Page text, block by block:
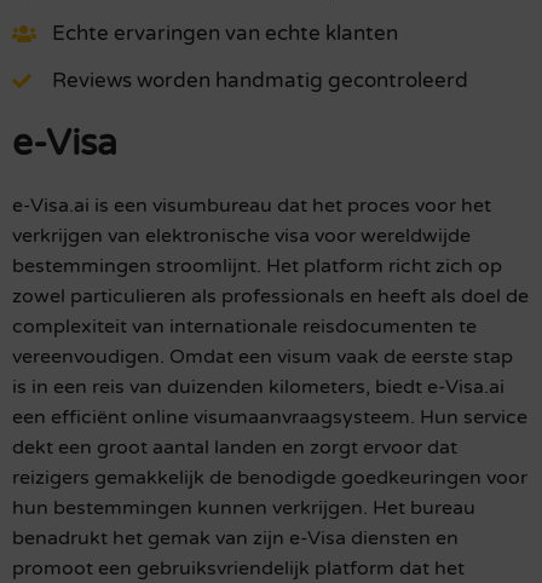
Echte ervaringen van echte klanten
Reviews worden handmatig gecontroleerd
e-Visa
e-Visa.ai is een visumbureau dat het proces voor het
verkrijgen van elektronische visa voor wereldwijde
bestemmingen stroomlijnt. Het platform richt zich op
zowel particulieren als professionals en heeft als doel de
complexiteit van internationale reisdocumenten te
vereenvoudigen. Omdat een visum vaak de eerste stap
is in een reis van duizenden kilometers, biedt e-Visa.ai
een efficiënt online visumaanvraagsysteem. Hun service
dekt een groot aantal landen en zorgt ervoor dat
reizigers gemakkelijk de benodigde goedkeuringen voor
hun bestemmingen kunnen verkrijgen. Het bureau
benadrukt het gemak van zijn e-Visa diensten en
promoot een gebruiksvriendelijk platform dat het